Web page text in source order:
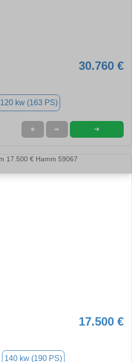
30.760 €
120 kw (163 PS)
★ ➦ ➜
17.500 €
140 kw (190 PS)